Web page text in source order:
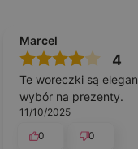
Marcel
4
Te woreczki są
wybór na prezenty.
11/10/2025
0
0